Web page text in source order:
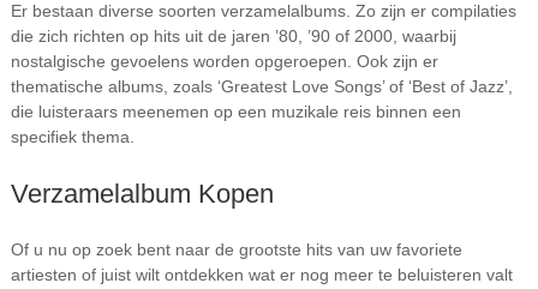
Er bestaan diverse soorten verzamelalbums. Zo zijn er compilaties
die zich richten op hits uit de jaren ’80, ’90 of 2000, waarbij
nostalgische gevoelens worden opgeroepen. Ook zijn er
thematische albums, zoals ‘Greatest Love Songs’ of ‘Best of Jazz’,
die luisteraars meenemen op een muzikale reis binnen een
specifiek thema.
Verzamelalbum Kopen
Of u nu op zoek bent naar de grootste hits van uw favoriete
artiesten of juist wilt ontdekken wat er nog meer te beluisteren valt